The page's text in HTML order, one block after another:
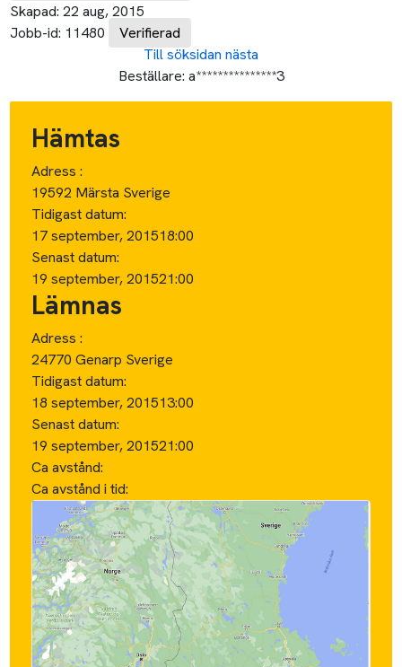
Skapad: 22 aug, 2015
Jobb-id: 11480 Verifierad
Till söksidan nästa
Beställare: a***************3
Hämtas
Adress :
19592 Märsta Sverige
Tidigast datum:
17 september, 201518:00
Senast datum:
19 september, 201521:00
Lämnas
Adress :
24770 Genarp Sverige
Tidigast datum:
18 september, 201513:00
Senast datum:
19 september, 201521:00
Ca avstånd:
Ca avstånd i tid: